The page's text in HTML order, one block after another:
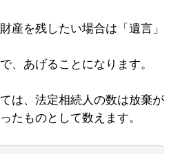
産を残したい場合は「遺言」
、あげることになります。
は、法定相続人の数は放棄が
たものとして数えます。